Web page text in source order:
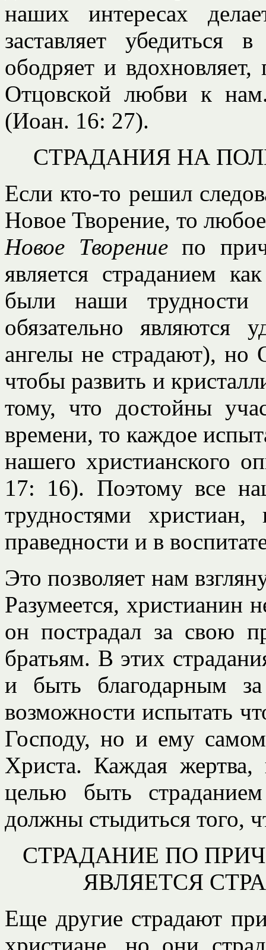
наших интересах
заставляет убедиться
ободряет и вдохновляет,
Отцовской любви к
(Иоан. 16: 27).
СТРАДАНИЯ НА
Если кто-то решил
Новое Творение, то
Новое Творениепо
является страданием
были наши
обязательно являются
ангелы не страдают), но
чтобы развить и
тому, что достойны
времени, то каждое
нашего христианского
17: 16). Поэтому все
трудностями
праведности и в
Это позволяет нам
Разумеется, христианин
он пострадал за свою
братьям. В этих
и быть благодарным
возможности испытать
Господу, но и ему
Христа. Каждая
целью быть
должны стыдиться того,
СТРАДАНИЕ ПО
ЯВЛЯЕТСЯ
Еще другие страдают